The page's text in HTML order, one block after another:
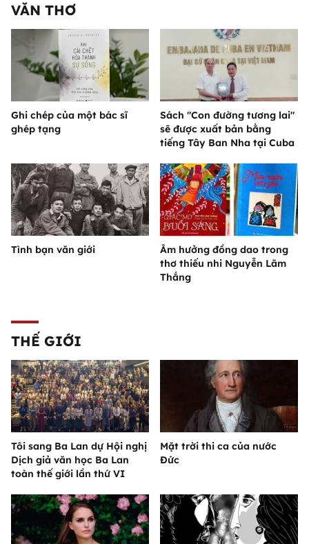
VĂN THƠ
Ghi chép của một bác sĩ
ghép tạng
Sách "Con đường tương lai"
sẽ được xuất bản bằng
tiếng Tây Ban Nha tại Cuba
Tình bạn văn giới
Âm hưởng đồng dao trong
thơ thiếu nhi Nguyễn Lãm
Thắng
THẾ GIỚI
Tôi sang Ba Lan dự Hội nghị
Dịch giả văn học Ba Lan
toàn thế giới lần thứ VI
Mặt trời thi ca của nước
Đức